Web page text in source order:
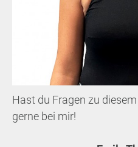
Hast du Fragen zu
gerne bei mir!